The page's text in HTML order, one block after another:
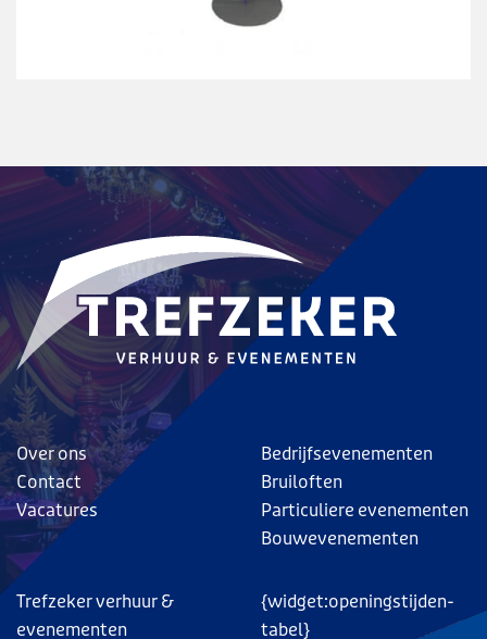
Over ons
Contact
Vacatures
Bedrijfsevenementen
Bruiloften
Particuliere evenementen
Bouwevenementen
Trefzeker verhuur &
evenementen
{widget:openingstijden-
tabel}